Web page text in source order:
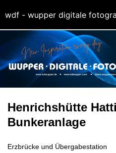
Henrichshütte
Bunkeranlage
Erzbrücke und Übergabestation
wdf - wupper digitale